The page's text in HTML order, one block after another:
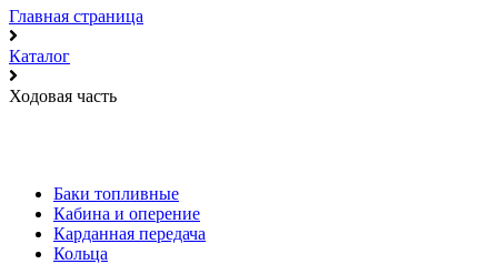
Главная страница
Каталог
Ходовая часть
Баки топливные
Кабина и оперение
Карданная передача
Кольца